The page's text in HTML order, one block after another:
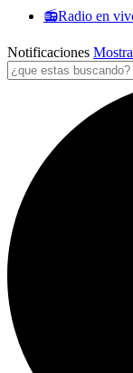
📻Radio en
Notificaciones